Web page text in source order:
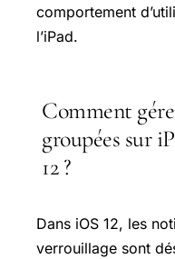
comportement
l’iPad.
Comment
groupées sur
12 ?
Dans iOS 12, les
verrouillage sont